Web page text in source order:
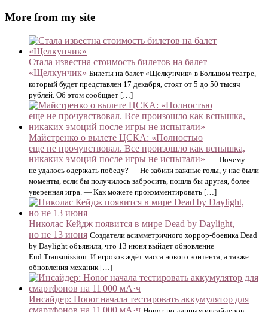
More from my site
Стала известна стоимость билетов на балет
«Щелкунчик» Билеты на балет «Щелкунчик» в Большом театре,
который будет представлен 17 декабря, стоят от 5 до 50 тысяч
рублей. Об этом сообщает […]
Майстренко о вылете ЦСКА: «Полностью
еще не прочувствовал. Все произошло как вспышка,
никаких эмоций после игры не испытали» — Почему
не удалось одержать победу? — Не забили важные голы, у нас были
моменты, если бы получилось забросить, пошла бы другая, более
уверенная игра. — Как можете прокомментировать […]
Николас Кейдж появится в мире Dead by Daylight,
но не 13 июня Создатели асимметричного хоррор-боевика Dead
by Daylight объявили, что 13 июня выйдет обновление
End Transmission. И игроков ждёт масса нового контента, а также
обновления механик […]
Инсайдер: Honor начала тестировать аккумулятор для
смартфонов на 11 000 мА·ч